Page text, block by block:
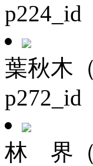
p224_id
葉秋木
p272_id
林 界（